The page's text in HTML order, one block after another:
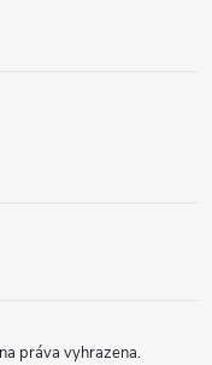
práva vyhrazena.